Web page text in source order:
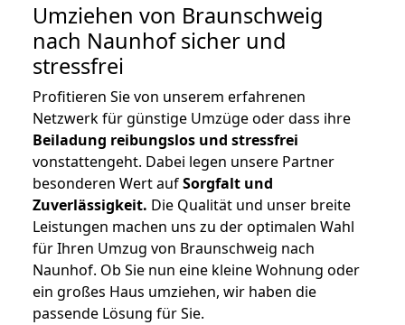
Umziehen von Braunschweig
nach Naunhofsicher und
stressfrei
Profitieren Sie von unserem erfahrenen
Netzwerk für günstige Umzüge oder dass ihre
Beiladung reibungslos und stressfrei
vonstattengeht. Dabei legen unsere Partner
besonderen Wert aufSorgfalt und
Zuverlässigkeit. Die Qualität und unser breite
Leistungen machen uns zu der optimalen Wahl
für Ihren Umzug von Braunschweig nach
Naunhof. Ob Sie nun eine kleine Wohnung oder
ein großes Haus umziehen, wir haben die
passende Lösung für Sie.